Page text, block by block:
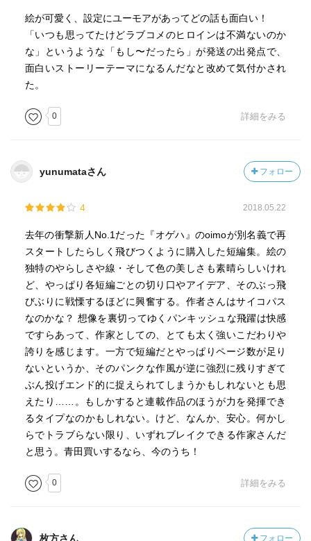
絵が可愛く、設定にユーモアがあってどの話も面白い！
「いつも思ってたけどラブコメのヒロインは不満ないのか
な」というような「もし〜だったら」が発送の出発点で、
面白いストーリーテーマになるんだなと改めて気付かされ
た。
0 詳細をみる
yunumataさん フォロー
4 2018.05.22
去年の衝撃新人No.1だった『オゲハ』のoimoが別名義で再
スタートしたらしく飛びつくように購入した短編集。絵の
独特のやらしさや線・そして色の美しさも素晴らしいけれ
ど、やっぱり各短編ごとの切り口やアイデア、そのぶっ飛
びぶりに戦慄するほどに興奮する。作者さんはサイコパス
なのかな？ 想像を裏切ってゆくパンキッシュな飛躍は快感
ですらあって、作家としての、とても太く強いこだわりや
誇りを感じます。一方で短編だとやっぱりページ数が足り
ないというか、そのパンクな作風が逆に強烈に残りすぎて
ぶん投げエンド的に捉えられてしまうかもしれないとも思
えたり……。もしかすると連載作品のほうが力を発揮でき
るタイプなのかもしれない。けど、なんか、安心。何かし
らでトラブらない限り、いずれブレイクできる作家さんだ
と思う。青田買いするなら、今のうち！
0 詳細をみる
枚方さん フォロー